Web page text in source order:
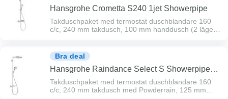
Hansgrohe Crometta S240 1jet Showerpipe
Takduschpaket med termostat duschblandare 160
c/c, 240 mm takdusch, 100 mm handdusch (2 lägen),
distansbricka Ø 60 mm.
Bra deal
Hansgrohe Raindance Select S Showerpipe
240 1jet Powderrain
Takduschpaket med termostat duschblandare 160
c/c, 240 mm takdusch med Powderrain, 125 mm